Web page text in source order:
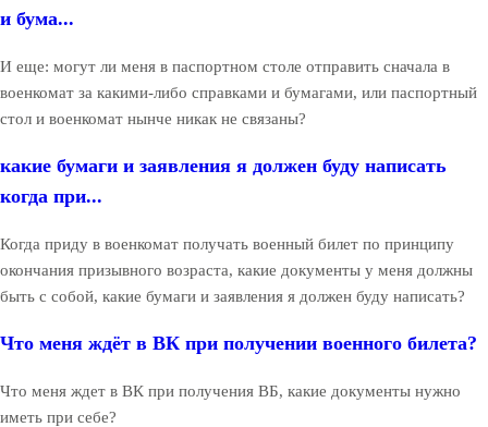
и бума...
И еще: могут ли меня в паспортном столе отправить сначала в
военкомат за какими-либо справками и бумагами, или паспортный
стол и военкомат нынче никак не связаны?
какие бумаги и заявления я должен буду написать
когда при...
Когда приду в военкомат получать военный билет по принципу
окончания призывного возраста, какие документы у меня должны
быть с собой, какие бумаги и заявления я должен буду написать?
Что меня ждёт в ВК при получении военного билета?
Что меня ждет в ВК при получения ВБ, какие документы нужно
иметь при себе?